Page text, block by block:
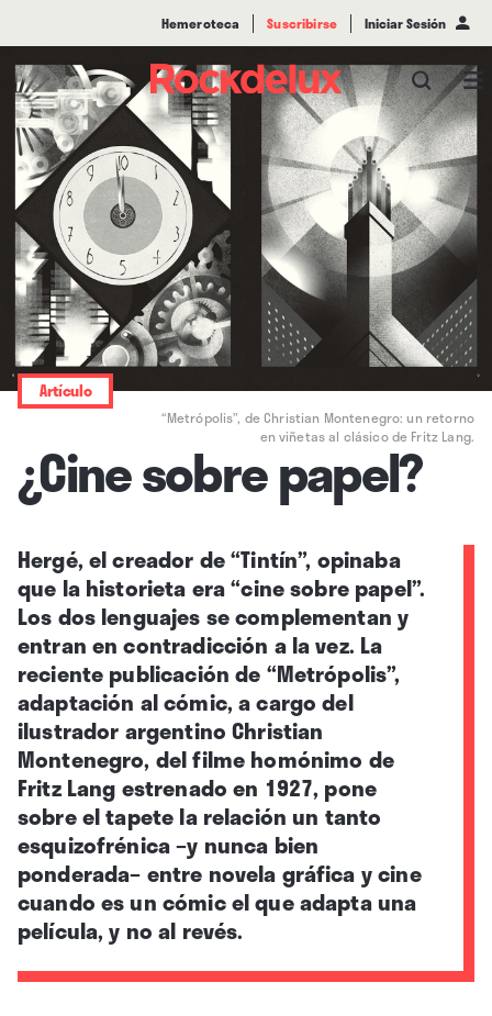
Hemeroteca Suscribirse Iniciar Sesión
“Metrópolis”, de Christian Montenegro: un retorno
en viñetas al clásico de Fritz Lang.
Artículo
¿Cine sobre papel?
Hergé, el creador de “Tintín”, opinaba
que la historieta era “cine sobre papel”.
Los dos lenguajes se complementan y
entran en contradicción a la vez. La
reciente publicación de “Metrópolis”,
adaptación al cómic, a cargo del
ilustrador argentino Christian
Montenegro, del filme homónimo de
Fritz Lang estrenado en 1927, pone
sobre el tapete la relación un tanto
esquizofrénica –y nunca bien
ponderada– entre novela gráfica y cine
cuando es un cómic el que adapta una
película, y no al revés.